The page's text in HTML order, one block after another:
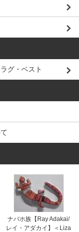
グ・ベスト
ナバホ族【Ray Adakai/
レイ・アダカイ】＜Liza